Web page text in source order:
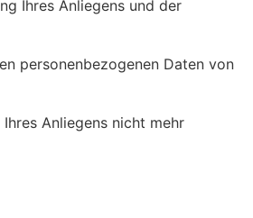
Ihres Anliegens und der
personenbezogenen Daten von
Anliegens nicht mehr